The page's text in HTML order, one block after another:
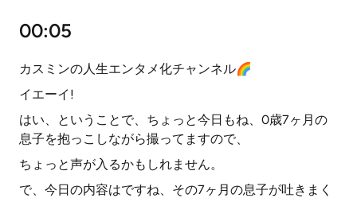
00:05
カスミンの人生エンタメ化チャンネル🌈
イエーイ!
はい、ということで、ちょっと今日もね、0歳7ヶ月の
息子を抱っこしながら撮ってますので、
ちょっと声が入るかもしれません。
で、今日の内容はですね、その7ヶ月の息子が吐きまく